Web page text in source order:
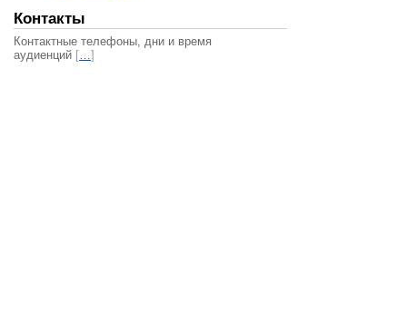
Контакты
Контактные телефоны, дни и время
аудиенций […]